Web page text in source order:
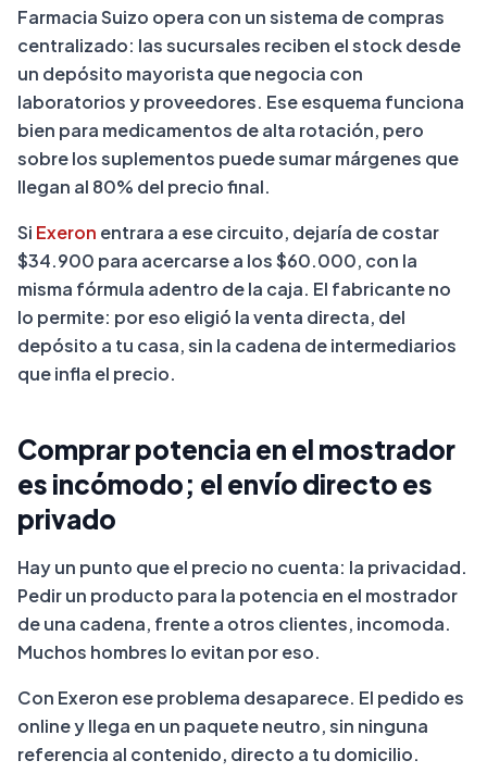
Farmacia Suizo opera con un sistema de compras
centralizado: las sucursales reciben el stock desde
un depósito mayorista que negocia con
laboratorios y proveedores. Ese esquema funciona
bien para medicamentos de alta rotación, pero
sobre los suplementos puede sumar márgenes que
llegan al 80% del precio final.
Si Exeron entrara a ese circuito, dejaría de costar
$34.900 para acercarse a los $60.000, con la
misma fórmula adentro de la caja. El fabricante no
lo permite: por eso eligió la venta directa, del
depósito a tu casa, sin la cadena de intermediarios
que infla el precio.
Comprar potencia en el mostrador
es incómodo; el envío directo es
privado
Hay un punto que el precio no cuenta: la privacidad.
Pedir un producto para la potencia en el mostrador
de una cadena, frente a otros clientes, incomoda.
Muchos hombres lo evitan por eso.
Con Exeron ese problema desaparece. El pedido es
online y llega en un paquete neutro, sin ninguna
referencia al contenido, directo a tu domicilio.